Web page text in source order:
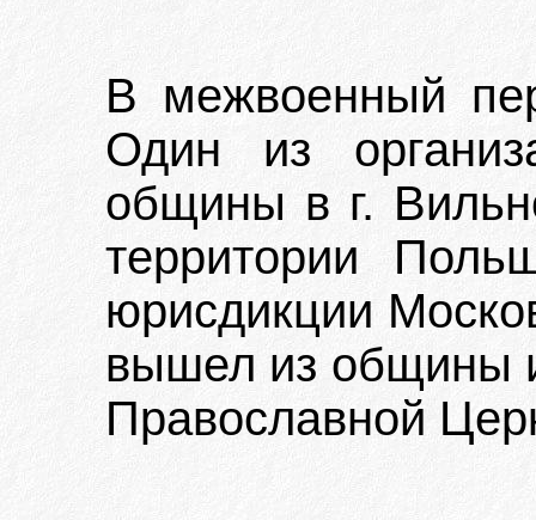
В межвоенный
Один из
общины в г.
территории
юрисдикции
вышел из общины
Православной